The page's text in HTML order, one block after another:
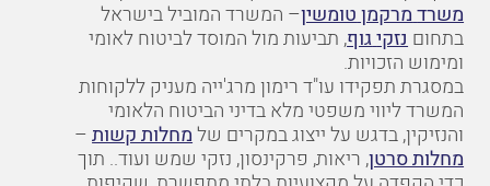
משרדמרקמןטומשין– המשרדהמובילבישראל
בתחוםנזקיגוף,תביעותמולהמוסדלביטוחלאומי
ומימוש הזכויות.
במסגרת תפקידו עו"ד רימון מרג'ייה מעניקללקוחות
המשרדליווימשפטימלאבדיני הביטוח הלאומי
והנזיקין, בדגש על ייצוג במקרים שלמחלות קשות–
מחלות סרטן, ריאות, פרקינסון, נזקי שמש ועוד.. תוך